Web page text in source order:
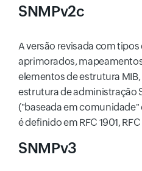
SNMPv2c
A versão revisada com
aprimorados,
elementos de estrutura
estrutura de administração
("baseada em comunidade"
é definido em RFC 1901,
SNMPv3